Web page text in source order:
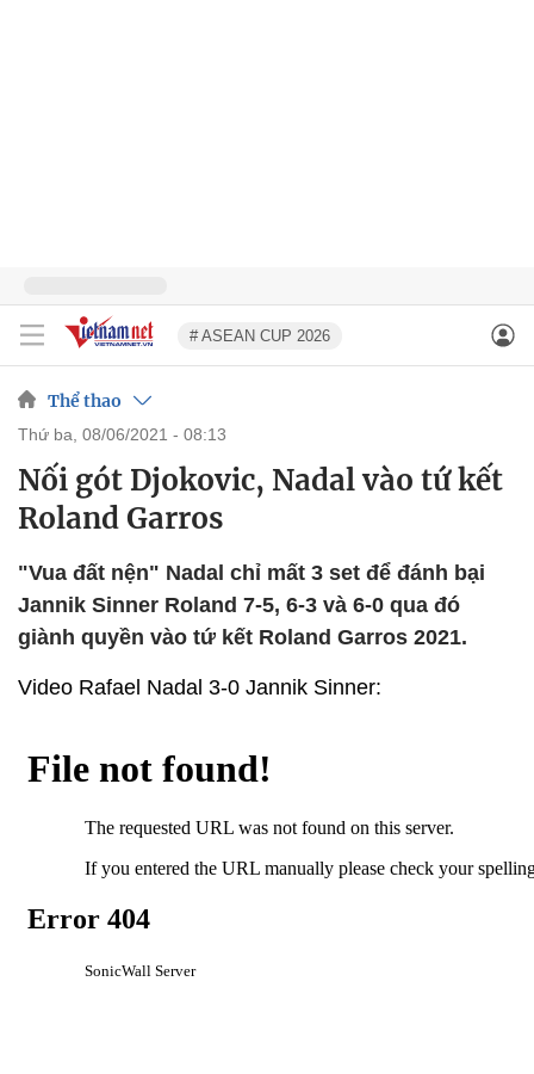
# ASEAN CUP 2026
Thể thao
thứ ba, 08/06/2021 - 08:13
Nối gót Djokovic, Nadal vào tứ kết
Roland Garros
"Vua đất nện" Nadal chỉ mất 3 set để đánh bại
Jannik Sinner Roland 7-5, 6-3 và 6-0 qua đó
giành quyền vào tứ kết Roland Garros 2021.
Video Rafael Nadal 3-0 Jannik Sinner: